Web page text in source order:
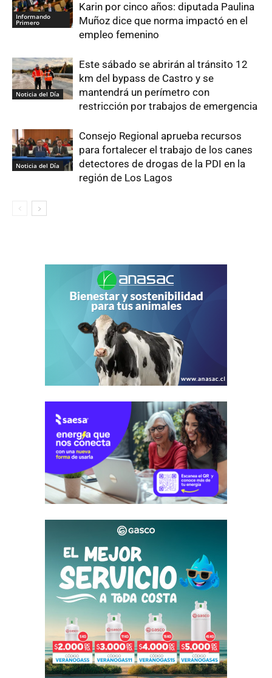
Informando
Primero
Karin por cinco años: diputada Paulina
Muñoz dice que norma impactó en el
empleo femenino
Noticia del Día
Este sábado se abrirán al tránsito 12
km del bypass de Castro y se
mantendrá un perímetro con
restricción por trabajos de emergencia
Noticia del Día
Consejo Regional aprueba recursos
para fortalecer el trabajo de los canes
detectores de drogas de la PDI en la
región de Los Lagos